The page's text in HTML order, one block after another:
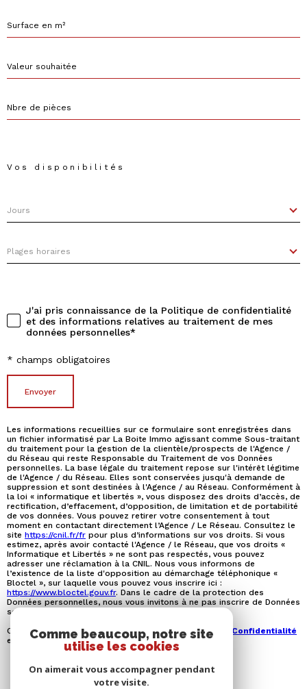
en
m²
souhaitée
de
pièces
Vos disponibilités
Jours
horaires
Plages horaires
Validation
J'ai pris connaissance de la Politique de confidentialité
et des informations relatives au traitement de mes
données personnelles*
* champs obligatoires
envoyer
Les informations recueillies sur ce formulaire sont enregistrées dans
un fichier informatisé par La Boite Immo agissant comme Sous-traitant
du traitement pour la gestion de la clientèle/prospects de l'Agence /
du Réseau qui reste Responsable du Traitement de vos Données
personnelles. La base légale du traitement repose sur l'intérêt légitime
de l'Agence / du Réseau. Elles sont conservées jusqu'à demande de
suppression et sont destinées à l'Agence / au Réseau. Conformément à
la loi « informatique et libertés », vous disposez des droits d’accès, de
rectification, d’effacement, d’opposition, de limitation et de portabilité
de vos données. Vous pouvez retirer votre consentement à tout
moment en contactant directement l’Agence / Le Réseau. Consultez le
site https://cnil.fr/fr pour plus d’informations sur vos droits. Si vous
estimez, après avoir contacté l'Agence / le Réseau, que vos droits «
Informatique et Libertés » ne sont pas respectés, vous pouvez
adresser une réclamation à la CNIL. Nous vous informons de
l’existence de la liste d'opposition au démarchage téléphonique «
Bloctel », sur laquelle vous pouvez vous inscrire ici :
https://www.bloctel.gouv.fr. Dans le cadre de la protection des
Données personnelles, nous vous invitons à ne pas inscrire de Données
sensibles dans le champ de saisie libre.
Ce site est protégé par reCAPTCHA, lesPolitiques de Confidentialité
et es Conditions d'utilisationde Google s'appliquent.
Comme beaucoup, notre site
utilise les cookies
On aimerait vous accompagner pendant
votre visite.